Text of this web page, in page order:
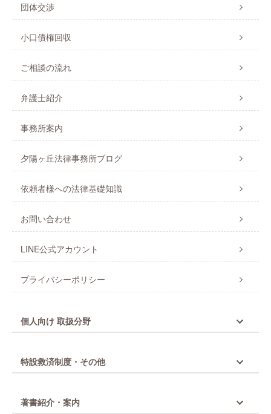
団体交渉
小口債権回収
ご相談の流れ
弁護士紹介
事務所案内
夕陽ヶ丘法律事務所ブログ
依頼者様への法律基礎知識
お問い合わせ
LINE公式アカウント
プライバシーポリシー
個人向け 取扱分野
特設救済制度・その他
著書紹介・案内